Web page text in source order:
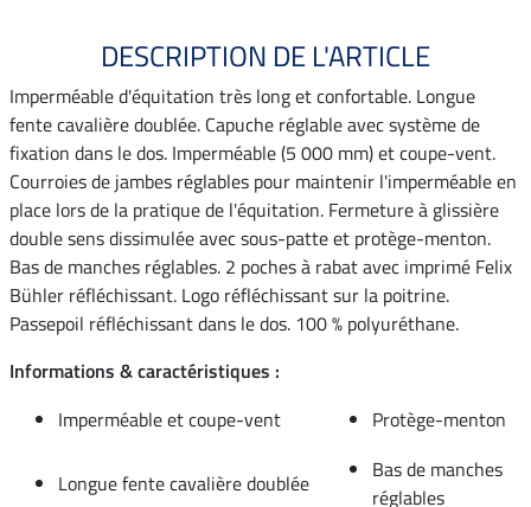
DESCRIPTION DE L'ARTICLE
Imperméable d'équitation très long et confortable. Longue
fente cavalière doublée. Capuche réglable avec système de
fixation dans le dos. Imperméable (5 000 mm) et coupe-vent.
Courroies de jambes réglables pour maintenir l'imperméable en
place lors de la pratique de l'équitation. Fermeture à glissière
double sens dissimulée avec sous-patte et protège-menton.
Bas de manches réglables. 2 poches à rabat avec imprimé Felix
Bühler réfléchissant. Logo réfléchissant sur la poitrine.
Passepoil réfléchissant dans le dos. 100 % polyuréthane.
Informations & caractéristiques :
Imperméable et coupe-vent
Protège-menton
Longue fente cavalière doublée
Bas de manches
réglables